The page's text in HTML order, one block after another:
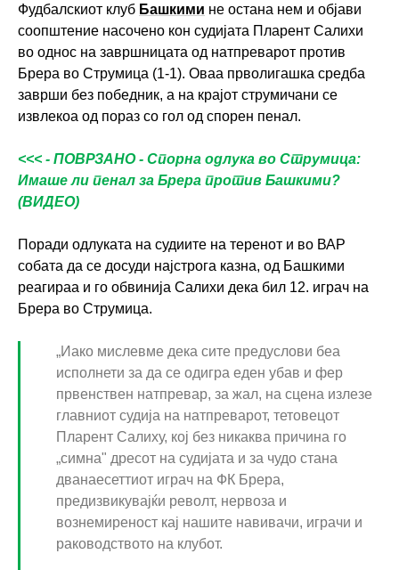
Фудбалскиот клуб Башкими не остана нем и објави
соопштение насочено кон судијата Пларент Салихи
во однос на завршницата од натпреварот против
Брера во Струмица (1-1). Оваа прволигашка средба
заврши без победник, а на крајот струмичани се
извлекоа од пораз со гол од спорен пенал.
<<< - ПОВРЗАНО - Спорна одлука во Струмица:
Имаше ли пенал за Брера против Башкими?
(ВИДЕО)
Поради одлуката на судиите на теренот и во ВАР
собата да се досуди најстрога казна, од Башкими
реагираа и го обвинија Салихи дека бил 12. играч на
Брера во Струмица.
„Иако мислевме дека сите предуслови беа
исполнети за да се одигра еден убав и фер
првенствен натпревар, за жал, на сцена излезе
главниот судија на натпреварот, тетовецот
Пларент Салиху, кој без никаква причина го
„симна" дресот на судијата и за чудо стана
дванаесеттиот играч на ФК Брера,
предизвикувајќи револт, нервоза и
вознемиреност кај нашите навивачи, играчи и
раководството на клубот.